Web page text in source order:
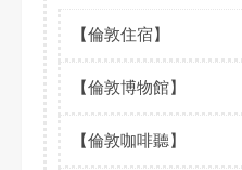
【倫敦住宿】
【倫敦博物館】
【倫敦咖啡聽】